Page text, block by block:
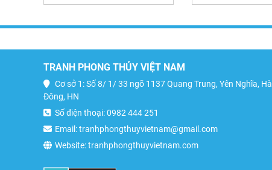
TRANH PHONG THỦY VIỆT NAM
Cơ sở 1: Số 8/ 1/ 33 ngõ 1137 Quang Trung, Yên Nghĩa, Hà
Đông, HN
Số điện thoại: 0982 444 251
Email: tranhphongthuyvietnam@gmail.com
Website: tranhphongthuyvietnam.com